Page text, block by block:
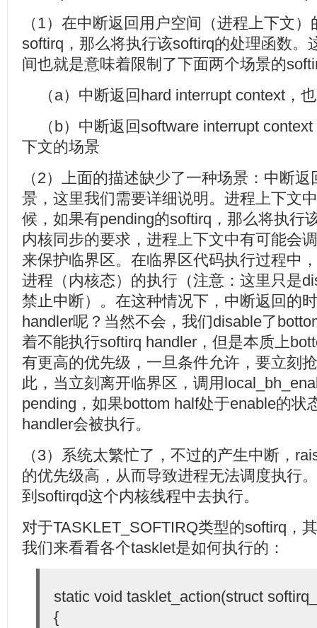
（1）在中断返回用户空间（进程上下文
softirq，那么将执行该softirq的处理函数。
间也就是意味着限制了下面两个场景的
（a）中断返回hard interrupt context，
（b）中断返回software interrupt
下文的场景
（2）上面的描述缺少了一种场景：中断
景，这里我们需要详细说明。进程上下文
候，如果有pending的softirq，那么将执行
内核同步的要求，进程上下文中有可能会
来保护临界区。在临界区代码执行过程中
进程（内核态）的执行（注意：这里只是
禁止中断）。在这种情况下，中断返回的
handler呢？当然不会，我们disable了
着不能执行softirq handler，但是本质上
有更高的优先级，一旦条件允许，要立刻
此，当立刻离开临界区，调用
pending，如果bottom half处于enable的状
handler会被执行。
（3）系统太繁忙了，不过的产生中断，
的优先级高，从而导致进程无法调度执行
到softirqd这个内核线程中去执行。
对于TASKLET_SOFTIRQ类型的softirq，
我们来看看各个tasklet是如何执行的：
static void tasklet_action(struct
{